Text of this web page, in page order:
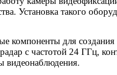
Установка такого
компоненты для
с частотой 24 ГГц,
видеонаблюдения.